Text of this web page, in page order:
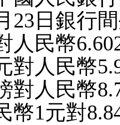
23 日銀行
人民幣6.
對人民幣5.
對人民幣8
幣1元對